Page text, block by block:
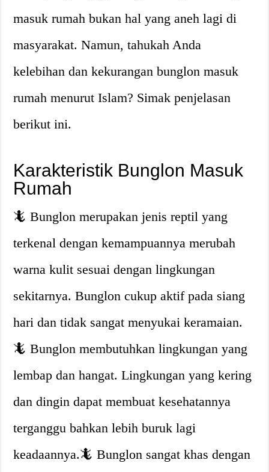
masuk rumah bukan hal yang aneh lagi di
masyarakat. Namun, tahukah Anda
kelebihan dan kekurangan bunglon masuk
rumah menurut Islam? Simak penjelasan
berikut ini.
Karakteristik Bunglon Masuk
Rumah
🦎 Bunglon merupakan jenis reptil yang
terkenal dengan kemampuannya merubah
warna kulit sesuai dengan lingkungan
sekitarnya. Bunglon cukup aktif pada siang
hari dan tidak sangat menyukai keramaian.
🦎 Bunglon membutuhkan lingkungan yang
lembap dan hangat. Lingkungan yang kering
dan dingin dapat membuat kesehatannya
terganggu bahkan lebih buruk lagi
keadaannya.🦎 Bunglon sangat khas dengan